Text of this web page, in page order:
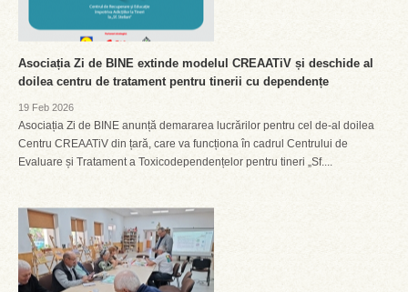
Asociația Zi de BINE extinde modelul CREAATiV și deschide al
doilea centru de tratament pentru tinerii cu dependențe
19 Feb 2026
Asociația Zi de BINE anunță demararea lucrărilor pentru cel de-al doilea
Centru CREAATiV din țară, care va funcționa în cadrul Centrului de
Evaluare și Tratament a Toxicodependențelor pentru tineri „Sf....